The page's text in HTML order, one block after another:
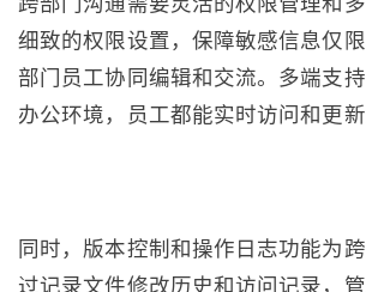
细致的权限设置，保障敏感信息仅
部门员工协同编辑和交流。多端支
办公环境，员工都能实时访问和更
同时，版本控制和操作日志功能为
过记录文件修改历史和访问记录，